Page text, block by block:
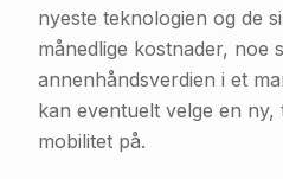
nyeste teknologien og de
månedlige kostnader, noe
annenhåndsverdien i et
kan eventuelt velge en
mobilitet på.